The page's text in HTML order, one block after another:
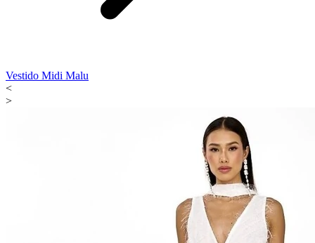
Vestido Midi Malu
<
>